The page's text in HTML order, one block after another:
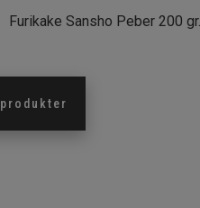
Furikake Sansho Peber 200 gr.
produkter